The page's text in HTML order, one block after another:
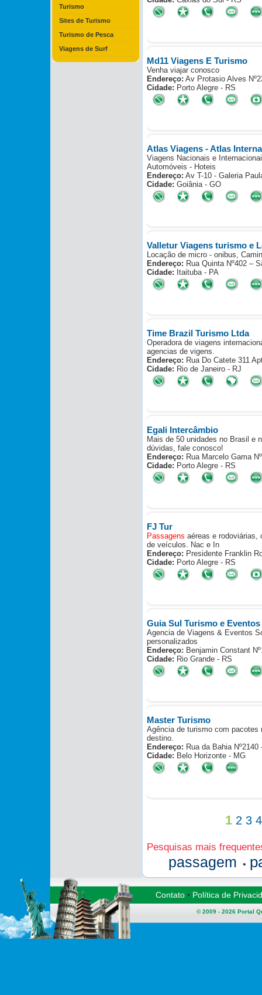
Turismo
Sites de Turismo
Turismo de Pesca
Viagens de Surf
Md11 Viagens E Turismo
Venha viajar conosco
Endereço: Av Protasio Alves
Cidade: Porto Alegre - RS
Atlas Viagens - Atlas
Viagens Nacionais e
Automóveis - Hoteis
Endereço: Av T-10 - Galeria
Cidade: Goiânia - GO
Valletur Viagens turismo e
Locação de micro - onibus,
Endereço: Rua Quinta Nº402 –
Cidade: Itaituba - PA
Time Brazil Turismo Ltda
Operadora de viagens
agencias de vigens.
Endereço: Rua Do Catete 311
Cidade: Rio de Janeiro - RJ
Egali Intercâmbio
Mais de 50 unidades no Brasil e
dúvidas, fale conosco!
Endereço: Rua Marcelo Gama
Cidade: Porto Alegre - RS
FJ Tur
Passagens aéreas e rodoviárias,
de veículos. Nac e In
Endereço: Presidente Franklin
Cidade: Porto Alegre - RS
Guia Sul Turismo e
Agencia de Viagens & Eventos
personalizados
Endereço: Benjamin Constant
Cidade: Rio Grande - RS
Master Turismo
Agência de turismo com
destino.
Endereço: Rua da Bahia Nº2140
Cidade: Belo Horizonte - MG
1 2 3
Pesquisas mais
passagem •
Contato • Política de
© 2009 - 2026 Portal